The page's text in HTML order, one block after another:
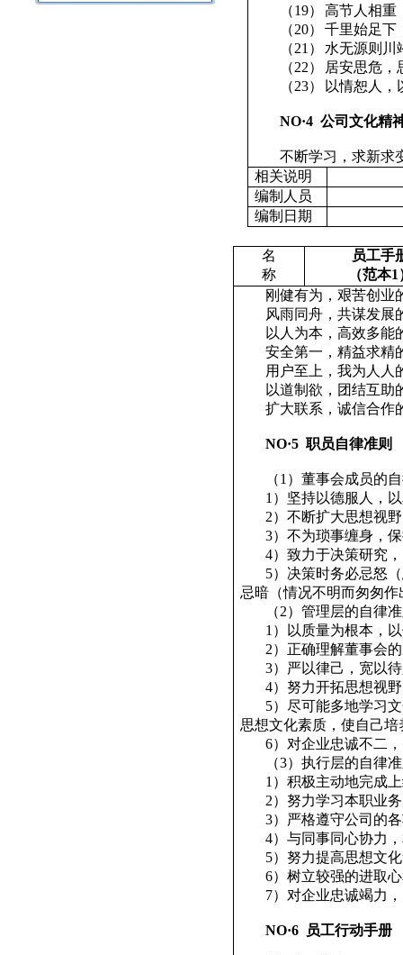
（19）
高节人相重
（20）
千里始足下
（21）
水无源则川
（22）
居安思危，
（23）
以情恕人，
NO·4 公司文化精
不断学习，求新求
相关说明
编制人员
编制日期
名
称
员工手
（范本1
刚健有为，艰苦创业
风雨同舟，共谋发展
以人为本，高效多能
安全第一，精益求精
用户至上，我为人人
以道制欲，团结互助
扩大联系，诚信合作
NO·5 职员自律准则
（1 ）董事会成员的
1 ）坚持以德服人，
2）不断扩大思想视
3）不为琐事缠身，
4）致力于决策研究
5）决策时务必忌怒
忌暗（情况不明而匆匆
（2）管理层的自律
1 ）以质量为根本，
2）正确理解董事会
3）严以律己，宽以
4）努力开拓思想视
5）尽可能多地学习
思想文化素质，使自己
6）对企业忠诚不二
（3）执行层的自律
1 ）积极主动地完成
2）努力学习本职业
3）严格遵守公司的
4）与同事同心协力
5）努力提高思想文
6）树立较强的进取
7）对企业忠诚竭力
NO·6 员工行动手册